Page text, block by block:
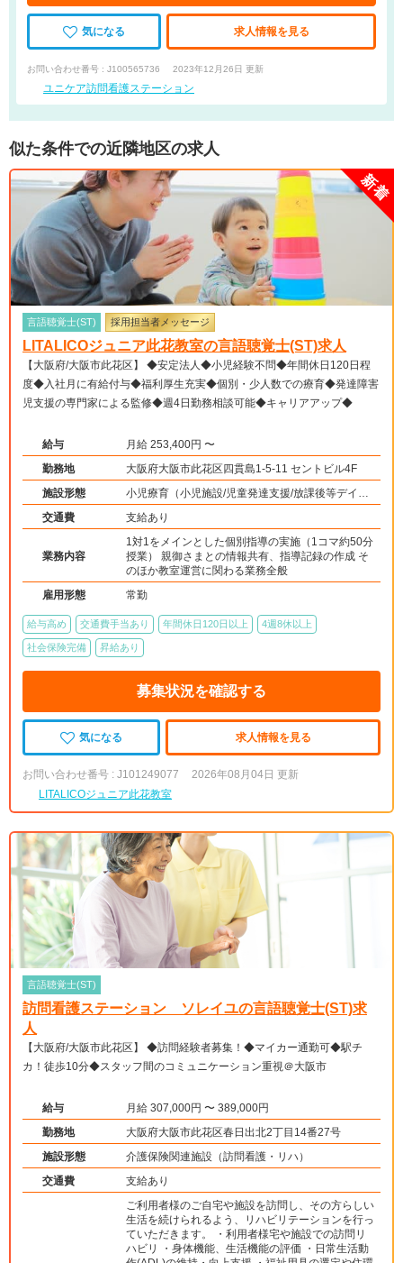
気になる 求人情報を見る
お問い合わせ番号 : J100565736 2023年12月26日 更新
ユニケア訪問看護ステーション
似た条件での近隣地区の求人
言語聴覚士(ST) 採用担当者メッセージ
LITALICOジュニア此花教室の言語聴覚士(ST)求人
【大阪府/大阪市此花区】 ◆安定法人◆小児経験不問◆年間休日120日程
度◆入社月に有給付与◆福利厚生充実◆個別・少人数での療育◆発達障害
児支援の専門家による監修◆週4日勤務相談可能◆キャリアアップ◆
給与
月給 253,400円 〜
勤務地
大阪府大阪市此花区四貫島1-5-11 セントビル4F
施設形態
小児療育（小児施設/児童発達支援/放課後等デイサ
ービス）
交通費 支給あり
業務内容
1対1をメインとした個別指導の実施（1コマ約50分
授業） 親御さまとの情報共有、指導記録の作成 そ
のほか教室運営に関わる業務全般
雇用形態
常勤
給与高め 交通費手当あり 年間休日120日以上 4週8休以上
社会保険完備 昇給あり
募集状況を確認する
気になる 求人情報を見る
お問い合わせ番号 : J101249077
2026年08月04日 更新
LITALICOジュニア此花教室
言語聴覚士(ST)
訪問看護ステーション ソレイユの言語聴覚士(ST)求
人
【大阪府/大阪市此花区】 ◆訪問経験者募集！◆マイカー通勤可◆駅チ
カ！徒歩10分◆スタッフ間のコミュニケーション重視＠大阪市
給与
月給 307,000円 〜 389,000円
勤務地
大阪府大阪市此花区春日出北2丁目14番27号
施設形態
介護保険関連施設（訪問看護・リハ）
交通費
支給あり
ご利用者様のご自宅や施設を訪問し、その方らしい
生活を続けられるよう、リハビリテーションを行っ
ていただきます。 ・利用者様宅や施設での訪問リ
ハビリ ・身体機能、生活機能の評価 ・日常生活動